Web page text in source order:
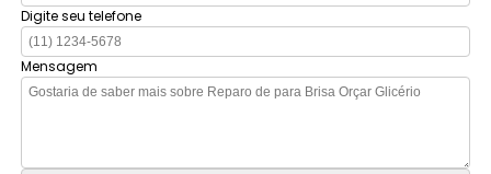
Digite seu telefone
Mensagem